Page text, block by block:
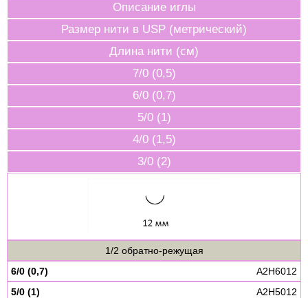
Описание иглы
Размер нити в USP (метрический)
Длина нити (см)
7/0 (0,5)
6/0 (0,7)
5/0 (1)
4/0 (1,5)
3/0 (2)
1/2 обратно-режущая
6/0 (0,7)
A2H6012
5/0 (1)
A2H5012